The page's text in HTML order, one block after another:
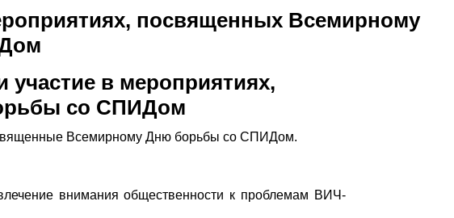
посвященных Всемирному
в мероприятиях,
со СПИДом
Всемирному Дню борьбы со СПИДом.
внимания общественности к проблемам ВИЧ-